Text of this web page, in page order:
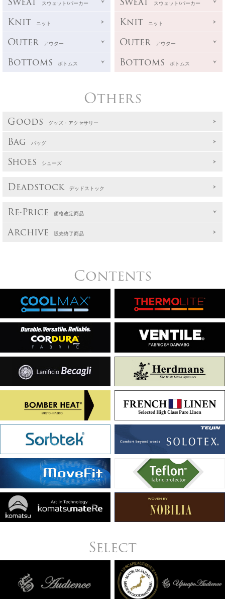
スウェット/パーカー
Knit ニット
Outer アウター
Bottoms ボトムス
スウェット/パーカー
Knit ニット
Outer アウター
Bottoms ボトムス
Others
Goods グッズ・アクセサリー
Bag バッグ
Shoes シューズ
Deadstock デッドストック
Re-Price 価格改定商品
Archive 販売終了商品
Contents
Select